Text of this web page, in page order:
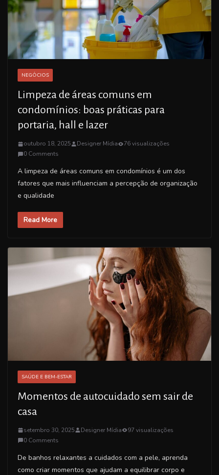
NEGÓCIOS
Limpeza de áreas comuns em
condomínios: boas práticas para
portaria, hall e lazer
outubro 18, 2025 Designer Mídia
76 visualizações
0 Comments
A limpeza de áreas comuns em condomínios é um dos
fatores que mais influenciam a percepção de organização
e qualidade
Read More
SAÚDE E BEM-ESTAR
Momentos de autocuidado sem sair de
casa
setembro 30, 2025 Designer Mídia
97 visualizações
0 Comments
De banhos relaxantes a cuidados com a pele, aprenda
como criar momentos que ajudam a equilibrar corpo e